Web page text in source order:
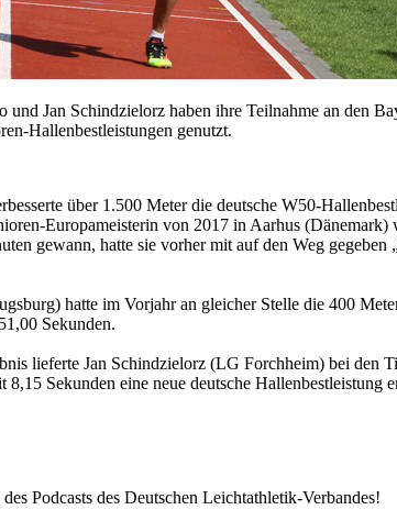
und Jan Schindzielorz haben ihre Teilnahme an den
Hallenbestleistungen genutzt.
über 1.500 Meter die deutsche W50-
Europameisterin von 2017 in Aarhus
gewann, hatte sie vorher mit auf den Weg
hatte im Vorjahr an gleicher Stelle die 400
Sekunden.
lieferte Jan Schindzielorz (LG Forchheim) bei den
Sekunden eine neue deutsche
Podcasts des Deutschen Leichtathletik-Verbandes!